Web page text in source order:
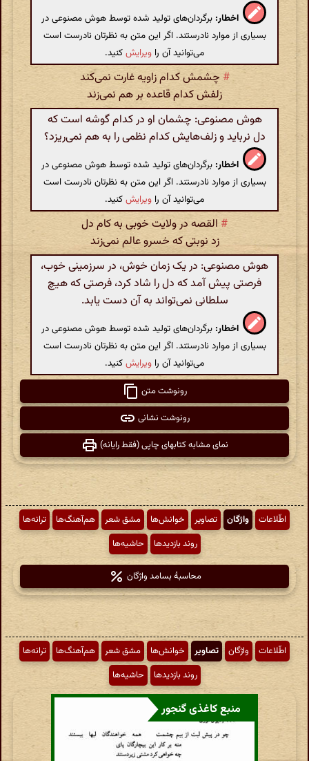
اخطار: برگردان‌های تولید شده توسط هوش مصنوعی در
بسیاری از موارد نادرستند. اگر این متن به نظرتان نادرست است
می‌توانید آن را ویرایشکنید.
# چشمش کدام زاویه غارت نمی‌کند
زلفش کدام قاعده بر هم نمی‌زند
هوش مصنوعی: چشمان او در کدام گوشه است که
دل نربايد و زلف‌هایش کدام نظمی را به هم نمی‌ریزد؟
اخطار: برگردان‌های تولید شده توسط هوش مصنوعی در
بسیاری از موارد نادرستند. اگر این متن به نظرتان نادرست است
می‌توانید آن را ویرایشکنید.
# القصه در ولایت خوبی به کام دل
زد نوبتی که خسرو عالم نمی‌زند
هوش مصنوعی: در یک زمان خوش، در سرزمینی خوب،
فرصتی پیش آمد که دل را شاد کرد، فرصتی که هیچ
سلطانی نمی‌تواند به آن دست یابد.
اخطار: برگردان‌های تولید شده توسط هوش مصنوعی در
بسیاری از موارد نادرستند. اگر این متن به نظرتان نادرست است
می‌توانید آن را ویرایشکنید.
رونوشت متن
رونوشت نشانی
نمای مشابه کتابهای چاپی (فقط رایانه)
اطّلاعات واژگان تصاویر خوانش‌ها مشق شعر هم‌آهنگ‌ها
ترانه‌ها
روند بازدیدها
حاشیه‌ها
محاسبهٔ بسامد واژگان
اطّلاعات واژگان تصاویر خوانش‌ها مشق شعر هم‌آهنگ‌ها
ترانه‌ها
روند بازدیدها
حاشیه‌ها
منبع کاغذی گنجور